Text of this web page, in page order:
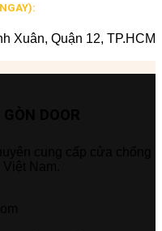
Xuân, Quận 12, TP.HCM